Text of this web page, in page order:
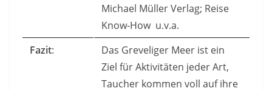
Michael Müller Verlag; Reise
Know-How u.v.a.
Fazit:
Das Greveliger Meer ist ein
Ziel für Aktivitäten jeder Art,
Taucher kommen voll auf ihre